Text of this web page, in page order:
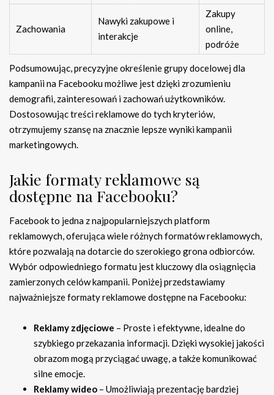
Zachowania
Nawyki zakupowe i
interakcje
Zakupy
online,
podróże
Podsumowując, precyzyjne określenie grupy docelowej dla
kampanii na Facebooku możliwe jest dzięki zrozumieniu
demografii, zainteresowań i zachowań użytkowników.
Dostosowując treści reklamowe do tych kryteriów,
otrzymujemy szansę na znacznie lepsze wyniki kampanii
marketingowych.
Jakie formaty reklamowe są
dostępne na Facebooku?
Facebook to jedna z najpopularniejszych platform
reklamowych, oferująca wiele różnych formatów reklamowych,
które pozwalają na dotarcie do szerokiego grona odbiorców.
Wybór odpowiedniego formatu jest kluczowy dla osiągnięcia
zamierzonych celów kampanii. Poniżej przedstawiamy
najważniejsze formaty reklamowe dostępne na Facebooku:
Reklamy zdjęciowe – Proste i efektywne, idealne do
szybkiego przekazania informacji. Dzięki wysokiej jakości
obrazom mogą przyciągać uwagę, a także komunikować
silne emocje.
Reklamy wideo – Umożliwiają prezentację bardziej